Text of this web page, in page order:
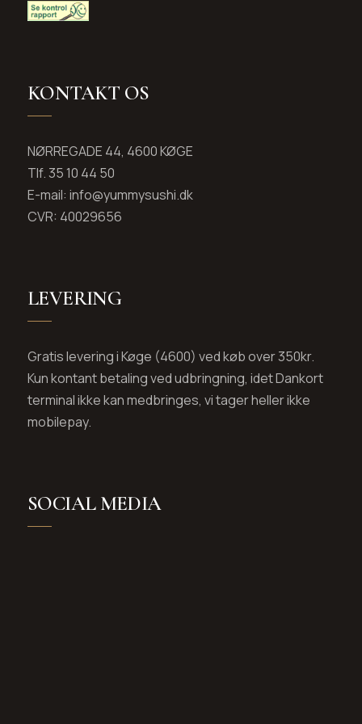
KONTAKT OS
NØRREGADE 44, 4600 KØGE
Tlf. 35 10 44 50
E-mail: info@yummysushi.dk
CVR: 40029656
LEVERING
Gratis levering i Køge (4600) ved køb over 350kr.
Kun kontant betaling ved udbringning, idet Dankort
terminal ikke kan medbringes, vi tager heller ikke
mobilepay.
SOCIAL MEDIA